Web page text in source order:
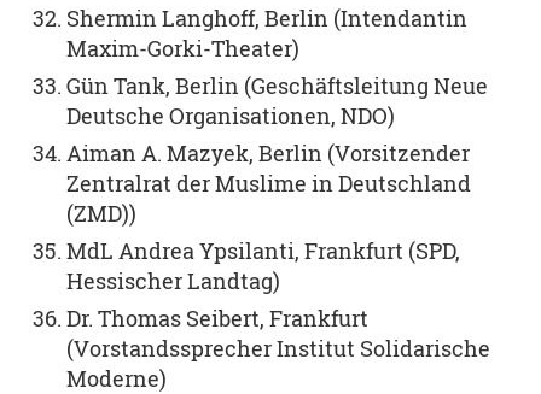
Shermin Langhoff, Berlin (Intendantin
Maxim-Gorki-Theater)
Gün Tank, Berlin (Geschäftsleitung Neue
Deutsche Organisationen, NDO)
Aiman A. Mazyek, Berlin (Vorsitzender
Zentralrat der Muslime in Deutschland
(ZMD))
MdL Andrea Ypsilanti, Frankfurt (SPD,
Hessischer Landtag)
Dr. Thomas Seibert, Frankfurt
(Vorstandssprecher Institut Solidarische
Moderne)